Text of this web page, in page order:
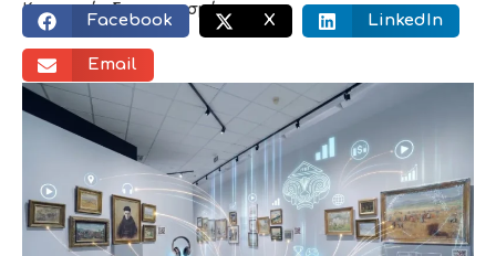
Κοινωνικός διαμοιρασμός:
Facebook X LinkedIn
Email